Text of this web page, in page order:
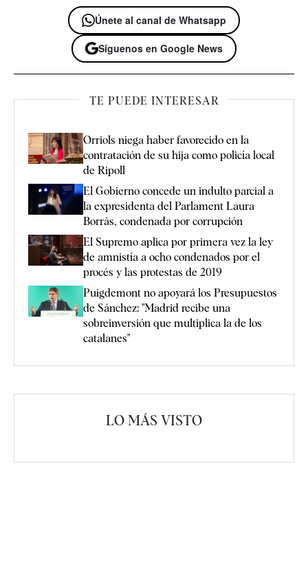
Únete al canal de Whatsapp
Síguenos en Google News
TE PUEDE INTERESAR
Orriols niega haber favorecido en la
contratación de su hija como policía local
de Ripoll
El Gobierno concede un indulto parcial a
la expresidenta del Parlament Laura
Borràs, condenada por corrupción
El Supremo aplica por primera vez la ley
de amnistía a ocho condenados por el
procés y las protestas de 2019
Puigdemont no apoyará los Presupuestos
de Sánchez: "Madrid recibe una
sobreinversión que multiplica la de los
catalanes"
LO MÁS VISTO